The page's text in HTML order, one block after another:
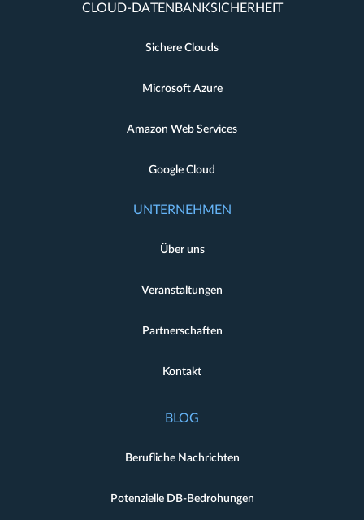
CLOUD-DATENBANKSICHERHEIT
Sichere Clouds
Microsoft Azure
Amazon Web Services
Google Cloud
UNTERNEHMEN
Über uns
Veranstaltungen
Partnerschaften
Kontakt
BLOG
Berufliche Nachrichten
Potenzielle DB-Bedrohungen